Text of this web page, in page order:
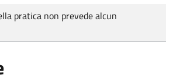
pratica non prevede alcun